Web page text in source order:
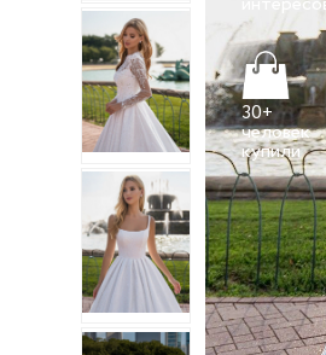
30+
человек
купили